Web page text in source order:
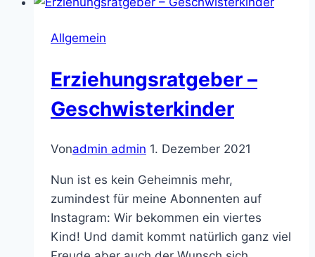
Ideen
Kleinkinder
Allgemein
Erziehungsratgeber –
Geschwisterkinder
Vonadmin admin 1. Dezember 2021
Nun ist es kein Geheimnis mehr,
zumindest für meine Abonnenten auf
Instagram: Wir bekommen ein viertes
Kind! Und damit kommt natürlich ganz viel